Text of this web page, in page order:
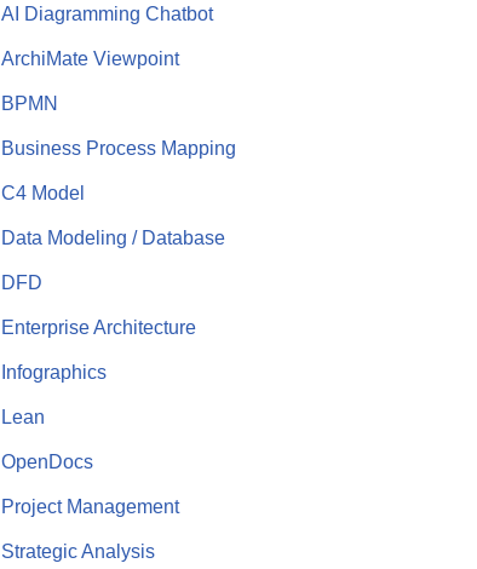
AI Diagramming Chatbot
ArchiMate Viewpoint
BPMN
Business Process Mapping
C4 Model
Data Modeling / Database
DFD
Enterprise Architecture
Infographics
Lean
OpenDocs
Project Management
Strategic Analysis